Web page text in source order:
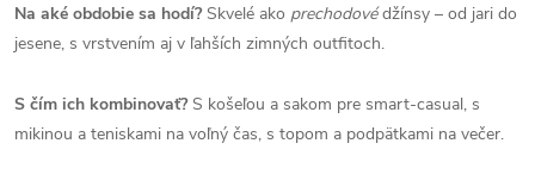
Na aké obdobie sa hodí?Skvelé ako prechodovédžínsy – od jari do
jesene, s vrstvením aj v ľahších zimných outfitoch.
S čím ich kombinovať?S košeľou a sakom pre smart-casual, s
mikinou a teniskami na voľný čas, s topom a podpätkami na večer.